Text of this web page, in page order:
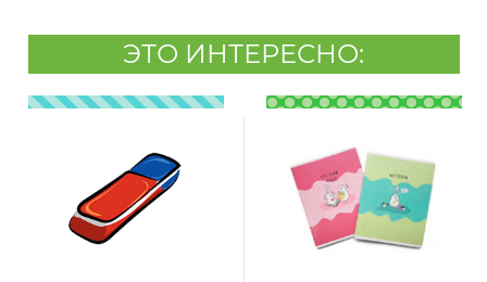
ЭТО ИНТЕРЕСНО: